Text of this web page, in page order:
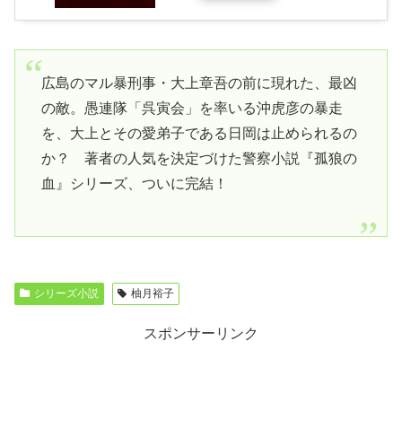
広島のマル暴刑事・大上章吾の前に現れた、最凶
の敵。愚連隊「呉寅会」を率いる沖虎彦の暴走
を、大上とその愛弟子である日岡は止められるの
か？ 著者の人気を決定づけた警察小説『孤狼の
血』シリーズ、ついに完結！
シリーズ小説 柚月裕子
スポンサーリンク